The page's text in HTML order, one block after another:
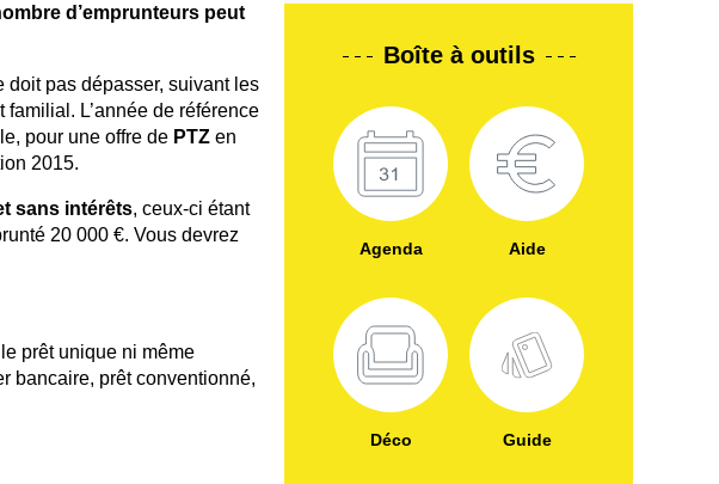
d’emprunteurs peut
doit pas dépasser, suivant les
L’année de référence
pour une offre de PTZ en
2015.
sans intérêts, ceux-ci étant
20 000 €. Vous devrez
prêt unique ni même
bancaire, prêt conventionné,
Boîte à outils
Agenda Aide
Déco Guide